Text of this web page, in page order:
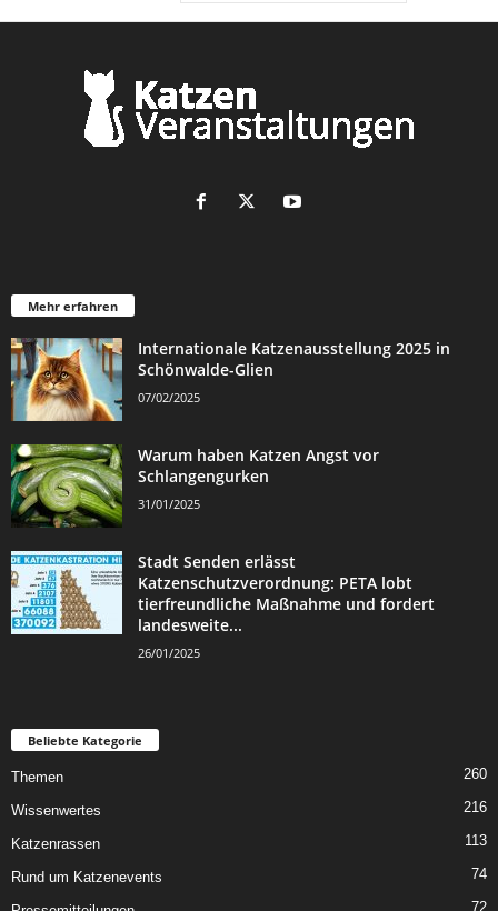
Mehr erfahren
Internationale Katzenausstellung 2025 in
Schönwalde-Glien
07/02/2025
Warum haben Katzen Angst vor
Schlangengurken
31/01/2025
Stadt Senden erlässt
Katzenschutzverordnung: PETA lobt
tierfreundliche Maßnahme und fordert
landesweite...
26/01/2025
Beliebte Kategorie
Themen 260
Wissenwertes 216
Katzenrassen 113
Rund um Katzenevents 74
72